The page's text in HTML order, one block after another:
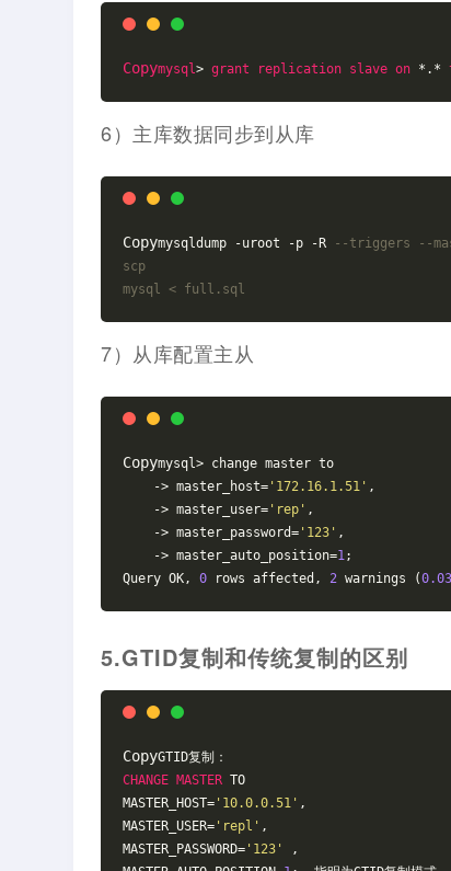
Copymysql> grant replication slave on *.*
6）主库数据同步到从库
Copymysqldump -uroot -p -R
--triggers --
scp
mysql < full.sql
7）从库配置主从
Copymysql> change master to
    -> master_host=
'172.16.1.51' ,
-> master_user= 'rep' ,
-> master_password= '123' ,
-> master_auto_position=1;
Query OK, 0 rows affected, 2 warnings (0.03
5.GTID复制和传统复制的区别
CopyGTID复制：
CHANGE MASTER TO
MASTER_HOST= '10.0.0.51' ,
MASTER_USER= 'repl' ,
MASTER_PASSWORD= '123'
,